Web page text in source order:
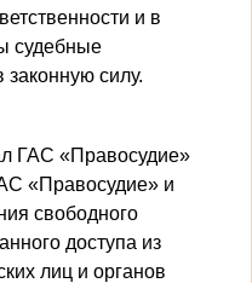
и в
судебные
силу.
ГАС «Правосудие»
«Правосудие» и
свободного
доступа из
лиц и органов